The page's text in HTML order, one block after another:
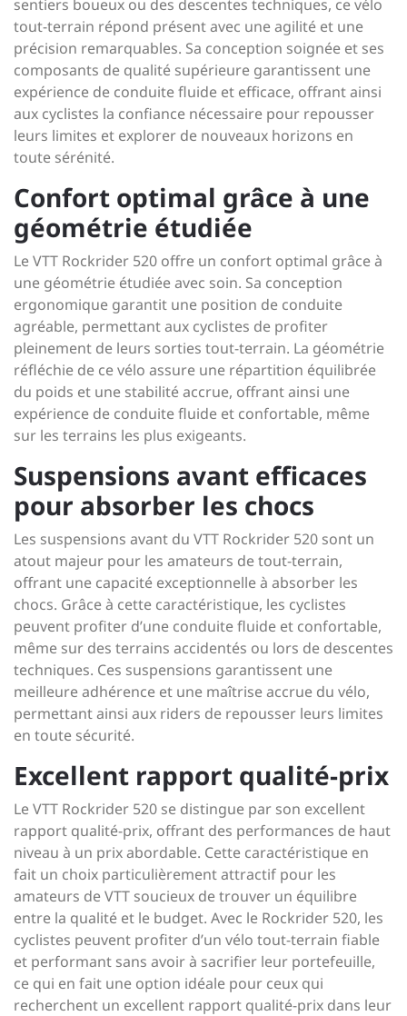
sentiers boueux ou des descentes techniques, ce vélo
tout-terrain répond présent avec une agilité et une
précision remarquables. Sa conception soignée et ses
composants de qualité supérieure garantissent une
expérience de conduite fluide et efficace, offrant ainsi
aux cyclistes la confiance nécessaire pour repousser
leurs limites et explorer de nouveaux horizons en
toute sérénité.
Confort optimal grâce à une
géométrie étudiée
Le VTT Rockrider 520 offre un confort optimal grâce à
une géométrie étudiée avec soin. Sa conception
ergonomique garantit une position de conduite
agréable, permettant aux cyclistes de profiter
pleinement de leurs sorties tout-terrain. La géométrie
réfléchie de ce vélo assure une répartition équilibrée
du poids et une stabilité accrue, offrant ainsi une
expérience de conduite fluide et confortable, même
sur les terrains les plus exigeants.
Suspensions avant efficaces
pour absorber les chocs
Les suspensions avant du VTT Rockrider 520 sont un
atout majeur pour les amateurs de tout-terrain,
offrant une capacité exceptionnelle à absorber les
chocs. Grâce à cette caractéristique, les cyclistes
peuvent profiter d’une conduite fluide et confortable,
même sur des terrains accidentés ou lors de descentes
techniques. Ces suspensions garantissent une
meilleure adhérence et une maîtrise accrue du vélo,
permettant ainsi aux riders de repousser leurs limites
en toute sécurité.
Excellent rapport qualité-prix
Le VTT Rockrider 520 se distingue par son excellent
rapport qualité-prix, offrant des performances de haut
niveau à un prix abordable. Cette caractéristique en
fait un choix particulièrement attractif pour les
amateurs de VTT soucieux de trouver un équilibre
entre la qualité et le budget. Avec le Rockrider 520, les
cyclistes peuvent profiter d’un vélo tout-terrain fiable
et performant sans avoir à sacrifier leur portefeuille,
ce qui en fait une option idéale pour ceux qui
recherchent un excellent rapport qualité-prix dans leur